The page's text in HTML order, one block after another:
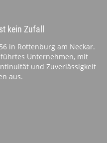
kein Zufall
in Rottenburg am Neckar.
Unternehmen, mit
und Zuverlässigkeit
aus.